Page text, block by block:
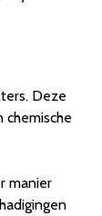
Deze
chemische
manier